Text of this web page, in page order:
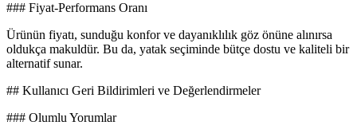
### Fiyat-Performans Oranı
Ürünün fiyatı, sunduğu konfor ve dayanıklılık göz önüne alınırsa
oldukça makuldür. Bu da, yatak seçiminde bütçe dostu ve kaliteli bir
alternatif sunar.
## Kullanıcı Geri Bildirimleri ve Değerlendirmeler
### Olumlu Yorumlar